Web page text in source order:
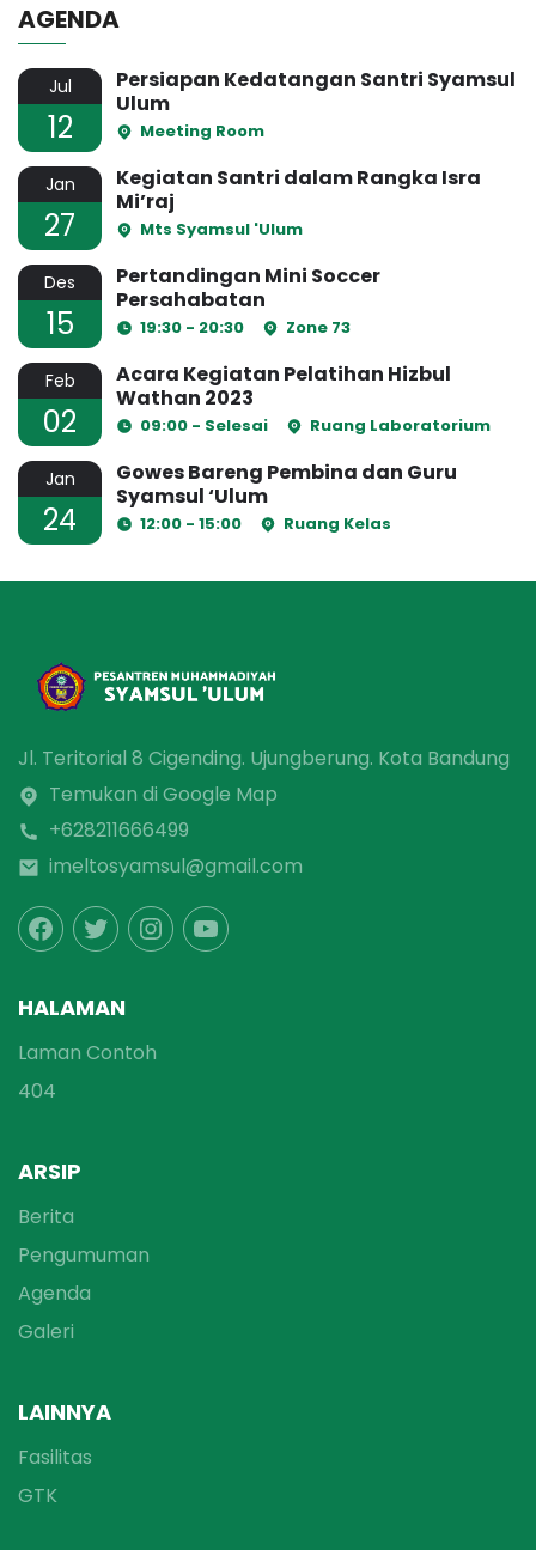
AGENDA
Jul
12
Persiapan Kedatangan Santri Syamsul
Ulum
Meeting Room
Jan
27
Kegiatan Santri dalam Rangka Isra
Mi’raj
Mts Syamsul 'Ulum
Des
15
Pertandingan Mini Soccer
Persahabatan
19:30 - 20:30 Zone 73
Feb
02
Acara Kegiatan Pelatihan Hizbul
Wathan 2023
09:00 - Selesai Ruang Laboratorium
Jan
24
Gowes Bareng Pembina dan Guru
Syamsul ‘Ulum
12:00 - 15:00 Ruang Kelas
Jl. Teritorial 8 Cigending. Ujungberung. Kota Bandung
Temukan di Google Map
+628211666499
imeltosyamsul@gmail.com
HALAMAN
Laman Contoh
404
ARSIP
Berita
Pengumuman
Agenda
Galeri
LAINNYA
Fasilitas
GTK